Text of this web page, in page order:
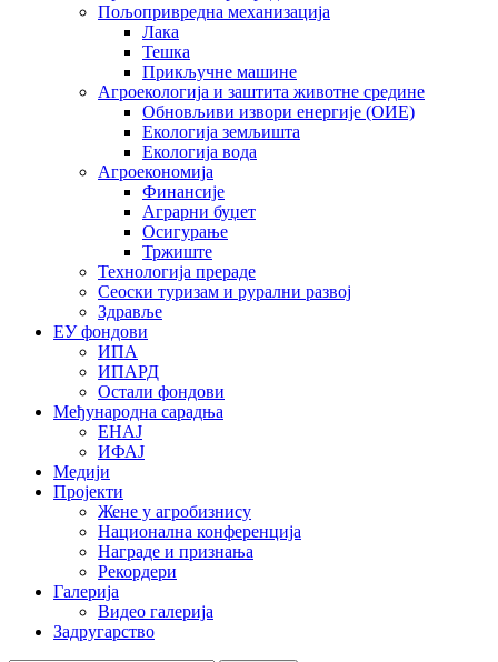
Пољопривредна механизација
Лака
Тешка
Прикључне машине
Агроекологија и заштита животне средине
Обновљиви извори енергије (ОИЕ)
Екологија земљишта
Екологија вода
Агроекономија
Финансије
Аграрни буџет
Осигурање
Тржиште
Технологија прераде
Сеоски туризам и рурални развој
Здравље
ЕУ фондови
ИПА
ИПАРД
Остали фондови
Међународна сарадња
ЕНАЈ
ИФАЈ
Медији
Пројекти
Жене у агробизнису
Национална конференција
Награде и признања
Рекордери
Галерија
Видео галерија
Задругарство